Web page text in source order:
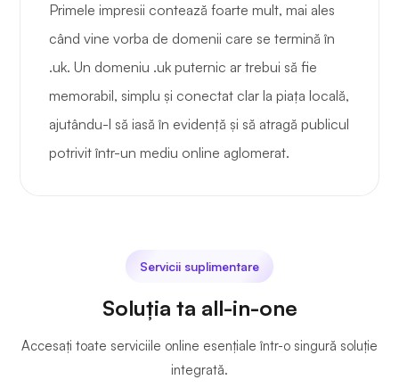
Primele impresii contează foarte mult, mai ales
când vine vorba de domenii care se termină în
.uk. Un domeniu .uk puternic ar trebui să fie
memorabil, simplu și conectat clar la piața locală,
ajutându-l să iasă în evidență și să atragă publicul
potrivit într-un mediu online aglomerat.
Servicii suplimentare
Soluția ta all-in-one
Accesați toate serviciile online esențiale într-o singură soluție
integrată.